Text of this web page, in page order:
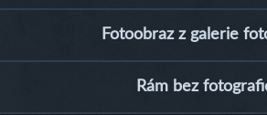
Fotoobraz z galerie
Rám bez